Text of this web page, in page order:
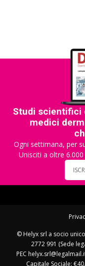
Studi scientifici
medici
Ogni settimana, per
Unisciti a oltre
© Helyx srl a socio
2772 991 (Sede
PEC
Capitale Sociale: